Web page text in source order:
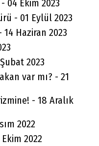
04 Ekim 2023
- 01 Eylül 2023
14 Haziran 2023
2023
var mı? - 21
- 18 Aralık
2022
2022